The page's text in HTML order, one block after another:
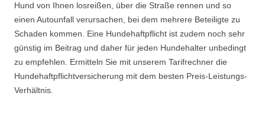
Hund von Ihnen losreißen, über die Straße rennen und so
einen Autounfall verursachen, bei dem mehrere Beteiligte zu
Schaden kommen. Eine Hundehaftpflicht ist zudem noch sehr
günstig im Beitrag und daher für jeden Hundehalter unbedingt
zu empfehlen. Ermitteln Sie mit unserem Tarifrechner die
Hundehaftpflichtversicherung mit dem besten Preis-Leistungs-
Verhältnis.